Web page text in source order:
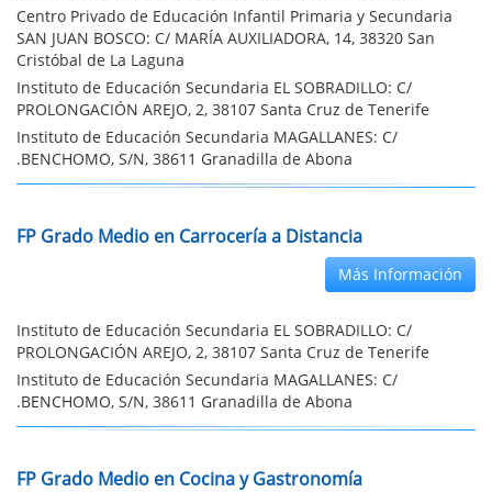
Centro Privado de Educación Infantil Primaria y Secundaria
SAN JUAN BOSCO: C/ MARÍA AUXILIADORA, 14, 38320 San
Cristóbal de La Laguna
Instituto de Educación Secundaria EL SOBRADILLO: C/
PROLONGACIÓN AREJO, 2, 38107 Santa Cruz de Tenerife
Instituto de Educación Secundaria MAGALLANES: C/
.BENCHOMO, S/N, 38611 Granadilla de Abona
FP Grado Medio en Carrocería a Distancia
Más Información
Instituto de Educación Secundaria EL SOBRADILLO: C/
PROLONGACIÓN AREJO, 2, 38107 Santa Cruz de Tenerife
Instituto de Educación Secundaria MAGALLANES: C/
.BENCHOMO, S/N, 38611 Granadilla de Abona
FP Grado Medio en Cocina y Gastronomía